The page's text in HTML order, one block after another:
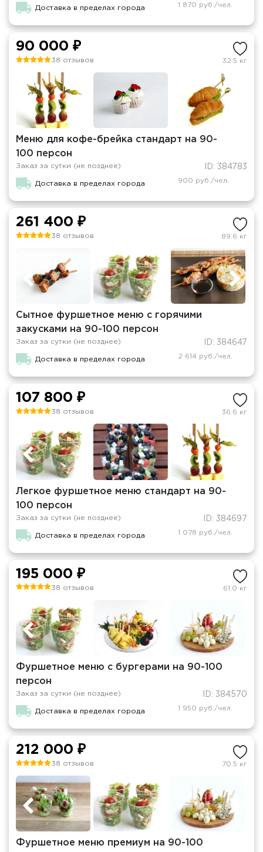
Доставка в пределах города 1 870 руб./чел.
90 000 ₽
38 отзывов 32.5 кг
Меню для кофе-брейка стандарт на 90-
100 персон
Заказ за сутки (не позднее) ID: 384783
Доставка в пределах города 900 руб./чел.
261 400 ₽
38 отзывов 89.6 кг
Сытное фуршетное меню с горячими
закусками на 90-100 персон
Заказ за сутки (не позднее) ID: 384647
Доставка в пределах города 2 614 руб./чел.
107 800 ₽
38 отзывов 36.6 кг
Легкое фуршетное меню стандарт на 90-
100 персон
Заказ за сутки (не позднее) ID: 384697
Доставка в пределах города 1 078 руб./чел.
195 000 ₽
38 отзывов 61.0 кг
Фуршетное меню с бургерами на 90-100
персон
Заказ за сутки (не позднее) ID: 384570
Доставка в пределах города 1 950 руб./чел.
212 000 ₽
38 отзывов 70.5 кг
Фуршетное меню премиум на 90-100